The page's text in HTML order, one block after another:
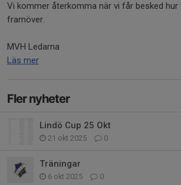
Vi kommer återkomma när vi får besked hur
framöver.
MVH Ledarna
Läs mer
Fler nyheter
Lindö Cup 25 Okt
21 okt 2025 0
Träningar
6 okt 2025 0